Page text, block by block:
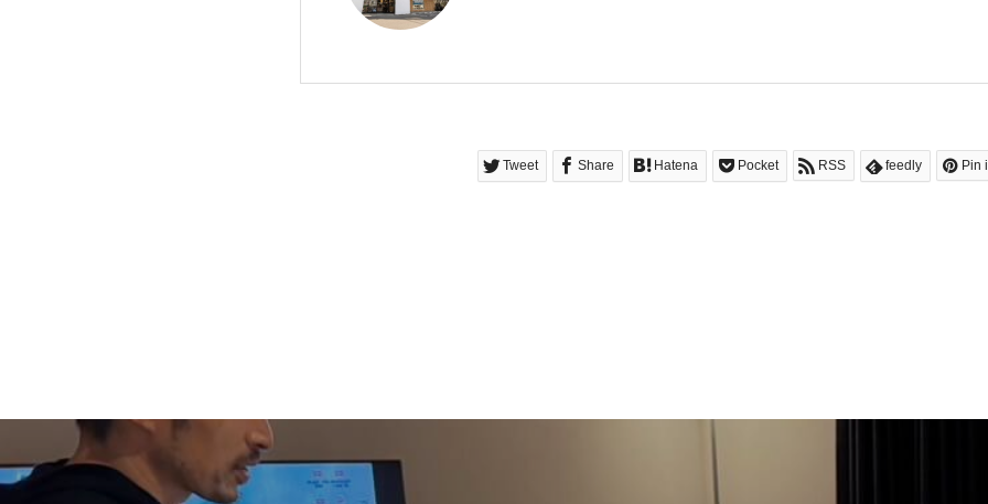
Tweet Share Hatena Pocket RSS feedly Pin